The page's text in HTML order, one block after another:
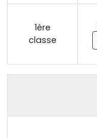
1ère
classe